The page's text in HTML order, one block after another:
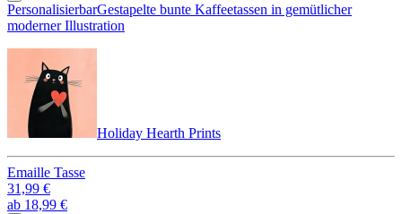
PersonalisierbarGestapelte bunte Kaffeetassen in gemütlicher
moderner Illustration
Holiday Hearth Prints
Emaille Tasse
31,99 €
ab 18,99 €